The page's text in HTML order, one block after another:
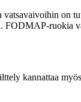
on
ruokia
kannattaa